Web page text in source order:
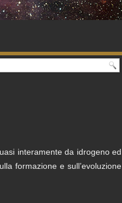
interamente da idrogeno ed
formazione e sull’evoluzione